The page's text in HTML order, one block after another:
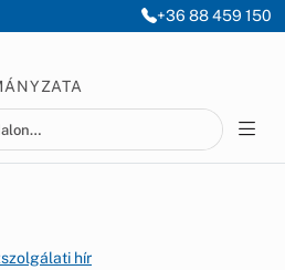
+36 88 459 150
hír